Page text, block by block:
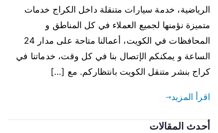
الرياضية، خدمة سيارات متنقلة داخل الكراج خدمات
متميزة نؤمنها لجميع العملاء في كل المناطق و
المحافظات في الكويت، أعمالنا متاحة على مدار 24
الساعة و يمكنكم الإتصال بنا في كل وقت، خدماتنا في
كراج بنشر متنقل الكويت بانتظاركم. مع […]
اقرأ المزيد
أحدث المقالات